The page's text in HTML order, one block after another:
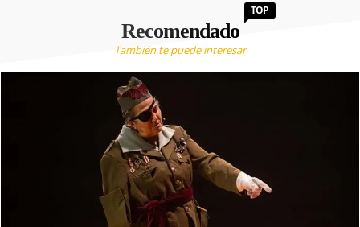
Recomendado
TOP
También te puede interesar